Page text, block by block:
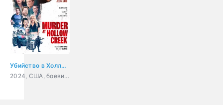
Убийство в Холлоу Крик
2024, США, боевик, триллер, комедия